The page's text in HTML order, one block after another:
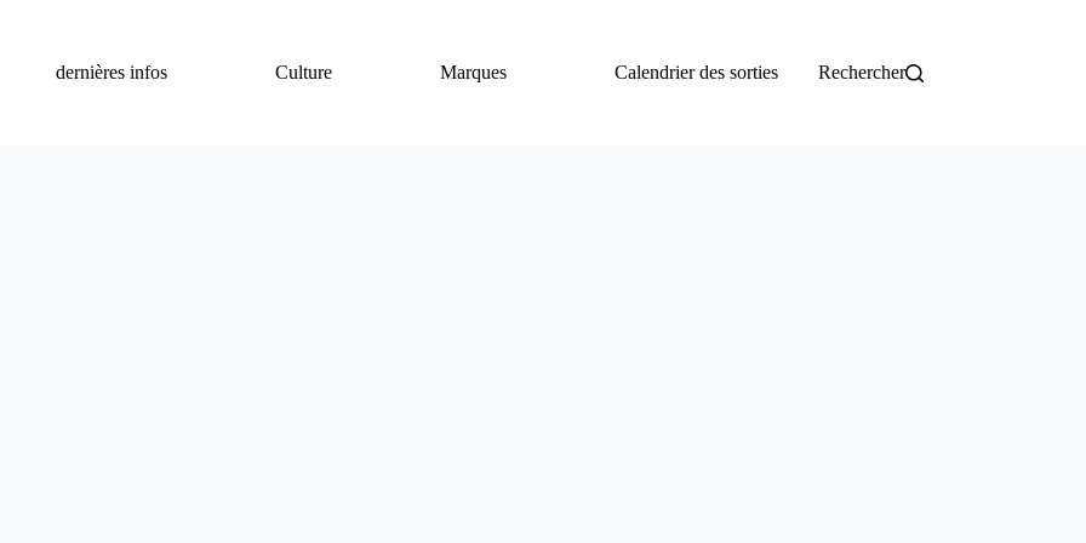
dernières infos
Culture Marques Calendrier des sorties Rechercher